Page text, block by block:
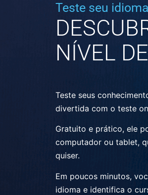
Teste seu idioma
NÍVEL
Teste seus
divertida com o teste
Gratuito e prático, ele
computador ou tablet,
quiser.
Em poucos minutos,
idioma e identifica o